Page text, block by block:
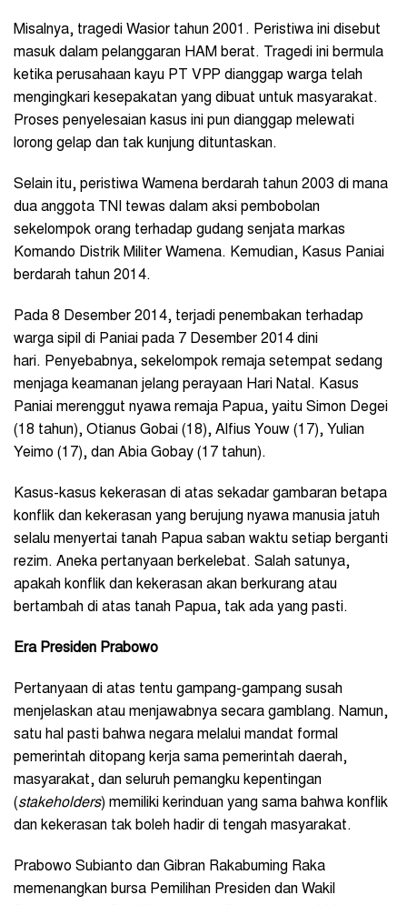
Misalnya, tragedi Wasior tahun 2001. Peristiwa ini disebut
masuk dalam pelanggaran HAM berat. Tragedi ini bermula
ketika perusahaan kayu PT VPP dianggap warga telah
mengingkari kesepakatan yang dibuat untuk masyarakat.
Proses penyelesaian kasus ini pun dianggap melewati
lorong gelap dan tak kunjung dituntaskan.
Selain itu, peristiwa Wamena berdarah tahun 2003 di mana
dua anggota TNI tewas dalam aksi pembobolan
sekelompok orang terhadap gudang senjata markas
Komando Distrik Militer Wamena. Kemudian, Kasus Paniai
berdarah tahun 2014.
Pada 8 Desember 2014, terjadi penembakan terhadap
warga sipil di Paniai pada 7 Desember 2014 dini
hari. Penyebabnya, sekelompok remaja setempat sedang
menjaga keamanan jelang perayaan Hari Natal. Kasus
Paniai merenggut nyawa remaja Papua, yaitu Simon Degei
(18 tahun), Otianus Gobai (18), Alfius Youw (17), Yulian
Yeimo (17), dan Abia Gobay (17 tahun).
Kasus-kasus kekerasan di atas sekadar gambaran betapa
konflik dan kekerasan yang berujung nyawa manusia jatuh
selalu menyertai tanah Papua saban waktu setiap berganti
rezim. Aneka pertanyaan berkelebat. Salah satunya,
apakah konflik dan kekerasan akan berkurang atau
bertambah di atas tanah Papua, tak ada yang pasti.
Era Presiden Prabowo
Pertanyaan di atas tentu gampang-gampang susah
menjelaskan atau menjawabnya secara gamblang. Namun,
satu hal pasti bahwa negara melalui mandat formal
pemerintah ditopang kerja sama pemerintah daerah,
masyarakat, dan seluruh pemangku kepentingan
(stakeholders) memiliki kerinduan yang sama bahwa konflik
dan kekerasan tak boleh hadir di tengah masyarakat.
Prabowo Subianto dan Gibran Rakabuming Raka
memenangkan bursa Pemilihan Presiden dan Wakil